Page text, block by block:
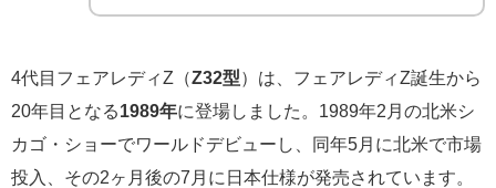
4代目フェアレディZ（Z32型）は、フェアレディZ誕生から
20年目となる1989年に登場しました。1989年2月の北米シ
カゴ・ショーでワールドデビューし、同年5月に北米で市場
投入、その2ヶ月後の7月に日本仕様が発売されています。